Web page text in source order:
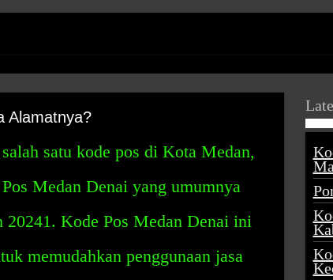
Alamatnya?
satu kode pos di Kota Medan,
Medan Denai yang umumnya
Kode Pos Medan Denai ini
memudahkan penggunaan jasa